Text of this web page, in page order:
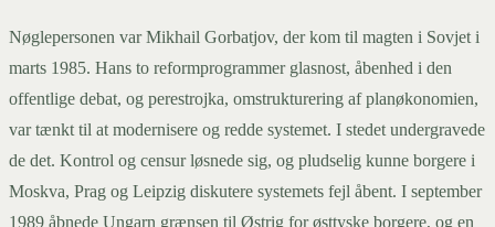
Nøglepersonen var Mikhail Gorbatjov, der kom til magten i Sovjet i
marts 1985. Hans to reformprogrammer glasnost, åbenhed i den
offentlige debat, og perestrojka, omstrukturering af planøkonomien,
var tænkt til at modernisere og redde systemet. I stedet undergravede
de det. Kontrol og censur løsnede sig, og pludselig kunne borgere i
Moskva, Prag og Leipzig diskutere systemets fejl åbent. I september
1989 åbnede Ungarn grænsen til Østrig for østtyske borgere, og en